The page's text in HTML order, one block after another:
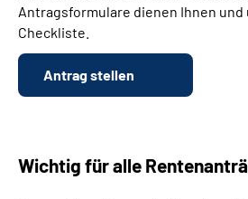
Antragsformulare dienen Ihnen und
Checkliste.
Antrag stellen
Wichtig für alle